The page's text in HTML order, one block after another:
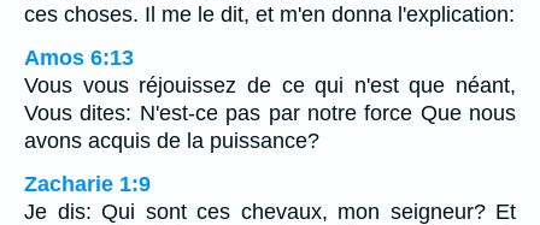
ces choses. Il me le dit, et m'en donna l'explication:
Amos 6:13
Vous vous réjouissez de ce qui n'est que néant,
Vous dites: N'est-ce pas par notre force Que nous
avons acquis de la puissance?
Zacharie 1:9
Je dis: Qui sont ces chevaux, mon seigneur? Et